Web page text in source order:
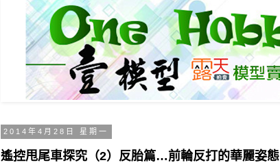
2014年4月28日 星期一
遙控甩尾車探究（2）反胎篇…前輪反打的華麗姿態